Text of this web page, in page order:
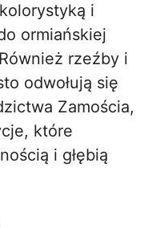
i
ormiańskiej
rzeźby i
odwołują się
Zamościa,
które
i głębią